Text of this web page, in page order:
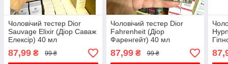
Чоловічий тестер Dior
Sauvage Elixir (Діор Саваж
Елексір) 40 мл
87,99 ₴ 99 ₴
Чоловічий тестер Dior
Fahrenheit (Діор
Фаренгейт) 40 мл
87,99₴ 99 ₴